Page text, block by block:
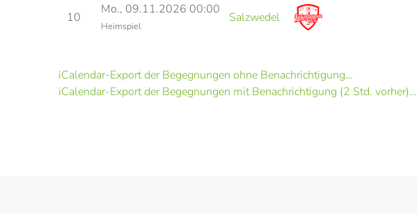
10
Mo., 09.11.2026 00:00
Heimspiel
Salzwedel
iCalendar-Export der Begegnungen ohne Benachrichtigung…
iCalendar-Export der Begegnungen mit Benachrichtigung (2 Std. vorher)…